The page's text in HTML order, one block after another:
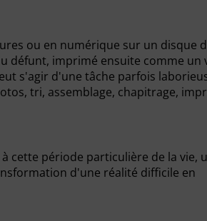
ou en numérique sur un disque
défunt, imprimé ensuite comme un
s'agir d'une tâche parfois
tri, assemblage, chapitrage,
cette période particulière de la vie,
d'une réalité difficile en